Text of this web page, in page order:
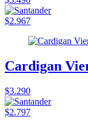
$2.967
Cardigan
$3.290
$2.797